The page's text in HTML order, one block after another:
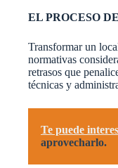
EL PROCESO
Transformar un
normativas
retrasos que
técnicas y
Te puede
aprovecharlo.